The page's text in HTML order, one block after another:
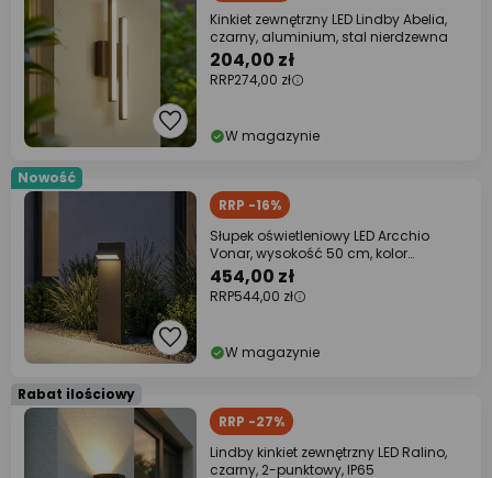
Kinkiet zewnętrzny LED Lindby Abelia,
czarny, aluminium, stal nierdzewna
204,00 zł
RRP274,00 zł
W magazynie
Nowość
RRP -16%
Słupek oświetleniowy LED Arcchio
Vonar, wysokość 50 cm, kolor
antracytowy
454,00 zł
RRP544,00 zł
W magazynie
Rabat ilościowy
RRP -27%
Lindby kinkiet zewnętrzny LED Ralino,
czarny, 2-punktowy, IP65